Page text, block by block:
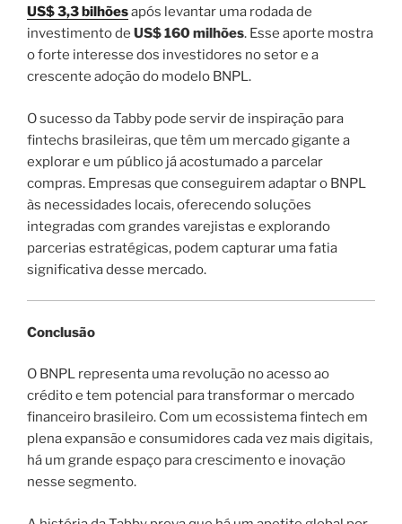
US$ 3,3 bilhõesapós levantar uma rodada de
investimento de US$ 160 milhões. Esse aporte mostra
o forte interesse dos investidores no setor e a
crescente adoção do modelo BNPL.
O sucesso da Tabby pode servir de inspiração para
fintechs brasileiras, que têm um mercado gigante a
explorar e um público já acostumado a parcelar
compras. Empresas que conseguirem adaptar o BNPL
às necessidades locais, oferecendo soluções
integradas com grandes varejistas e explorando
parcerias estratégicas, podem capturar uma fatia
significativa desse mercado.
Conclusão
O BNPL representa uma revolução no acesso ao
crédito e tem potencial para transformar o mercado
financeiro brasileiro. Com um ecossistema fintech em
plena expansão e consumidores cada vez mais digitais,
há um grande espaço para crescimento e inovação
nesse segmento.